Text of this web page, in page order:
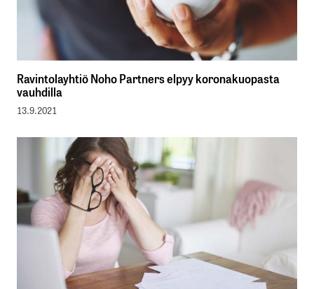
Ravintolayhtiö Noho Partners elpyy koronakuopasta
vauhdilla
13.9.2021